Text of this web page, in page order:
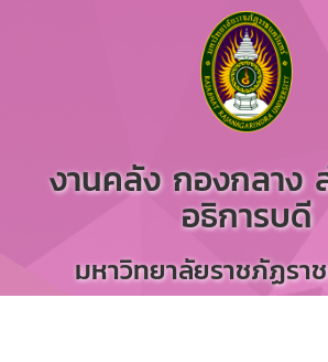
งานคลัง กองกลาง
อธิการบดี
มหาวิทยาลัยราชภัฏรา